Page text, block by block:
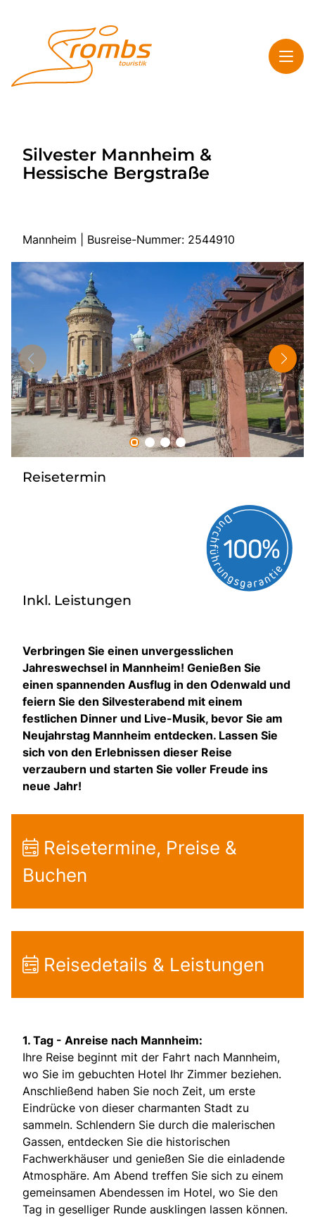
Highlights
Service
Start
Mehrtagesreisen
Tagesreisen
Bus anmieten
Rombs Touristik
Kontakt & Info
Silvester Mannheim &
Hessische Bergstraße
Mannheim | Busreise-Nummer: 2544910
Reisetermin
Inkl. Leistungen
Verbringen Sie einen unvergesslichen
Jahreswechsel in Mannheim! Genießen Sie
einen spannenden Ausflug in den Odenwald und
feiern Sie den Silvesterabend mit einem
festlichen Dinner und Live-Musik, bevor Sie am
Neujahrstag Mannheim entdecken. Lassen Sie
sich von den Erlebnissen dieser Reise
verzaubern und starten Sie voller Freude ins
neue Jahr!
Reisetermine, Preise &
Buchen
Reisedetails & Leistungen
1. Tag - Anreise nach Mannheim:
Ihre Reise beginnt mit der Fahrt nach Mannheim,
wo Sie im gebuchten Hotel Ihr Zimmer beziehen.
Anschließend haben Sie noch Zeit, um erste
Eindrücke von dieser charmanten Stadt zu
sammeln. Schlendern Sie durch die malerischen
Gassen, entdecken Sie die historischen
Fachwerkhäuser und genießen Sie die einladende
Atmosphäre. Am Abend treffen Sie sich zu einem
gemeinsamen Abendessen im Hotel, wo Sie den
Tag in geselliger Runde ausklingen lassen können.